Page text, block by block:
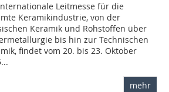
Leitmesse für die
Keramikindustrie, von der
Keramik und Rohstoffen über
bis hin zur Technischen
findet vom 20. bis 23. Oktober
mehr